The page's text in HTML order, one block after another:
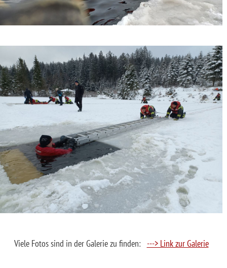
Viele Fotos sind in der Galerie zu finden: ---> Link zur Galerie